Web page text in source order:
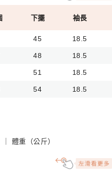
下擺 袖長
45 18.5
48 18.5
51 18.5
54 18.5
體重（公斤）